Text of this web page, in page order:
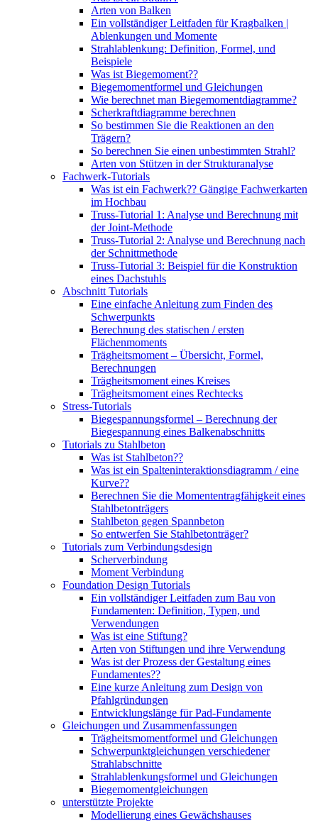
Arten von Balken
Ein vollständiger Leitfaden für Kragbalken |
Ablenkungen und Momente
Strahlablenkung: Definition, Formel, und
Beispiele
Was ist Biegemoment??
Biegemomentformel und Gleichungen
Wie berechnet man Biegemomentdiagramme?
Scherkraftdiagramme berechnen
So bestimmen Sie die Reaktionen an den
Trägern?
So berechnen Sie einen unbestimmten Strahl?
Arten von Stützen in der Strukturanalyse
Fachwerk-Tutorials
Was ist ein Fachwerk?? Gängige Fachwerkarten
im Hochbau
Truss-Tutorial 1: Analyse und Berechnung mit
der Joint-Methode
Truss-Tutorial 2: Analyse und Berechnung nach
der Schnittmethode
Truss-Tutorial 3: Beispiel für die Konstruktion
eines Dachstuhls
Abschnitt Tutorials
Eine einfache Anleitung zum Finden des
Schwerpunkts
Berechnung des statischen / ersten
Flächenmoments
Trägheitsmoment – ​​Übersicht, Formel,
Berechnungen
Trägheitsmoment eines Kreises
Trägheitsmoment eines Rechtecks
Stress-Tutorials
Biegespannungsformel – Berechnung der
Biegespannung eines Balkenabschnitts
Tutorials zu Stahlbeton
Was ist Stahlbeton??
Was ist ein Spalteninteraktionsdiagramm / eine
Kurve??
Berechnen Sie die Momententragfähigkeit eines
Stahlbetonträgers
Stahlbeton gegen Spannbeton
So entwerfen Sie Stahlbetonträger?
Tutorials zum Verbindungsdesign
Scherverbindung
Moment Verbindung
Foundation Design Tutorials
Ein vollständiger Leitfaden zum Bau von
Fundamenten: Definition, Typen, und
Verwendungen
Was ist eine Stiftung?
Arten von Stiftungen und ihre Verwendung
Was ist der Prozess der Gestaltung eines
Fundamentes??
Eine kurze Anleitung zum Design von
Pfahlgründungen
Entwicklungslänge für Pad-Fundamente
Gleichungen und Zusammenfassungen
Trägheitsmomentformel und Gleichungen
Schwerpunktgleichungen verschiedener
Strahlabschnitte
Strahlablenkungsformel und Gleichungen
Biegemomentgleichungen
unterstützte Projekte
Modellierung eines Gewächshauses